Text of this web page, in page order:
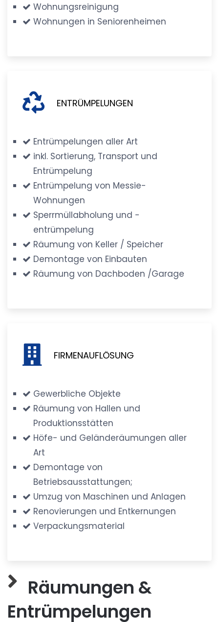
Wohnungsreinigung
Wohnungen in Seniorenheimen
ENTRÜMPELUNGEN
Entrümpelungen aller Art
inkl. Sortierung, Transport und
Entrümpelung
Entrümpelung von Messie-
Wohnungen
Sperrmüllabholung und -
entrümpelung
Räumung von Keller / Speicher
Demontage von Einbauten
Räumung von Dachboden /Garage
FIRMENAUFLÖSUNG
Gewerbliche Objekte
Räumung von Hallen und
Produktionsstätten
Höfe- und Geländeräumungen aller
Art
Demontage von
Betriebsausstattungen;
Umzug von Maschinen und Anlagen
Renovierungen und Entkernungen
Verpackungsmaterial
Räumungen &
Entrümpelungen